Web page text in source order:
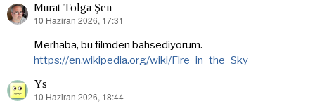
Murat Tolga Şen
dedi
10 Haziran 2026, 17:31
Merhaba, bu filmden bahsediyorum.
https://en.wikipedia.org/wiki/Fire_in_the_Sky
Ys
dedi
10 Haziran 2026, 18:44